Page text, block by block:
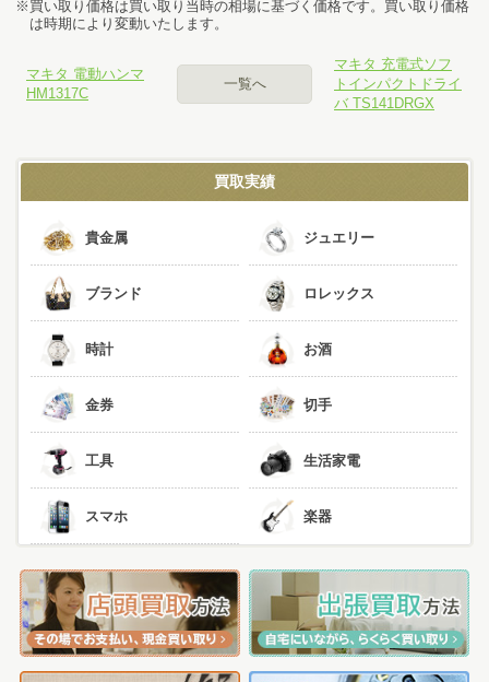
買い取り価格は買い取り当時の相場に基づく価格です。買い取り価格
は時期により変動いたします。
マキタ 電動ハンマ
HM1317C
一覧へ
マキタ 充電式ソフ
トインパクトドライ
バ TS141DRGX
買取実績
貴金属 ジュエリー
ブランド ロレックス
時計 お酒
金券 切手
工具 生活家電
スマホ 楽器